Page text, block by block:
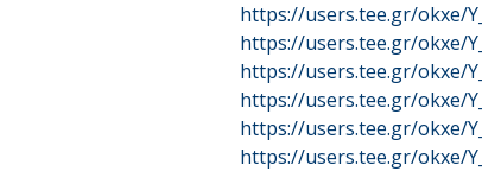
https://users.tee.gr/okxe/
https://users.tee.gr/okxe/
https://users.tee.gr/okxe/
https://users.tee.gr/okxe/
https://users.tee.gr/okxe/
https://users.tee.gr/okxe/